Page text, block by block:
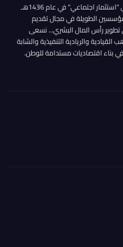
تأسست شركة تكوين القادة وهي "استثمار اجتماعي" في عام 1436هـ
المؤسسين الطويلة في مجال تقديم
تطوير رأس المال البشري... نسعى
والريادية التنفيذية والشابة
بناء اقتصاديات مستدامة للوطن.